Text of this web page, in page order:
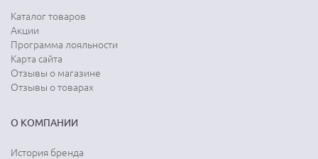
Каталог товаров
Акции
Программа лояльности
Карта сайта
Отзывы о магазине
Отзывы о товарах
О КОМПАНИИ
История бренда